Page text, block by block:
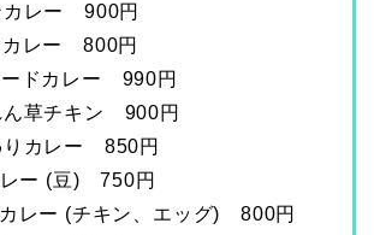
カレー 900円
カレー 800円
ードカレー 990円
ん草チキン 900円
りカレー 850円
レー (豆) 750円
カレー (チキン、エッグ) 800円